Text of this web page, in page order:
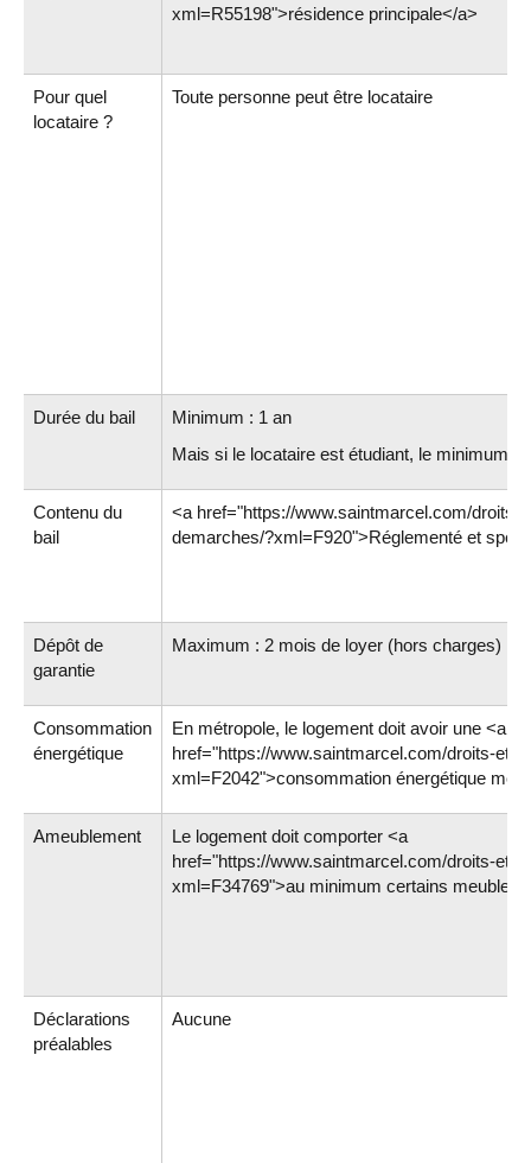
xml=R55198">résidence principale</a>
Pour quel
locataire ?
Toute personne peut être locataire
Durée du bail
Minimum : 1 an
Mais si le locataire est étudiant, le minimum
Contenu du
bail
<a href="https://www.saintmarcel.com/droits-
demarches/?xml=F920">Réglementé et
Dépôt de
garantie
Maximum : 2 mois de loyer (hors charges)
Consommation
énergétique
En métropole, le logement doit avoir une <a
href="https://www.saintmarcel.com/droits-et-
xml=F2042">consommation énergétique
Ameublement
Le logement doit comporter <a
href="https://www.saintmarcel.com/droits-et-
xml=F34769">au minimum certains
Déclarations
préalables
Aucune